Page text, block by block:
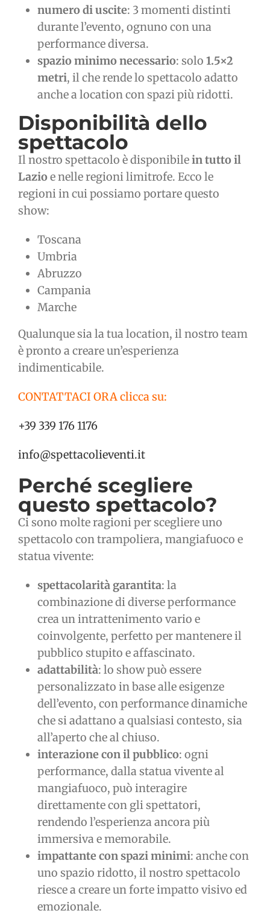
numero di uscite: 3 momenti distinti
durante l’evento, ognuno con una
performance diversa.
spazio minimo necessario: solo 1.5×2
metri, il che rende lo spettacolo adatto
anche a location con spazi più ridotti.
Disponibilità dello
spettacolo
Il nostro spettacolo è disponibilein tutto il
Lazioe nelle regioni limitrofe. Ecco le
regioni in cui possiamo portare questo
show:
Toscana
Umbria
Abruzzo
Campania
Marche
Qualunque sia la tua location, il nostro team
è pronto a creare un’esperienza
indimenticabile.
CONTATTACI ORA clicca su:
+39 339 176 1176
info@spettacolieventi.it
Perché scegliere
questo spettacolo?
Ci sono molte ragioni per scegliere uno
spettacolo con trampoliera, mangiafuoco e
statua vivente:
spettacolarità garantita: la
combinazione di diverse performance
crea un intrattenimento vario e
coinvolgente, perfetto per mantenere il
pubblico stupito e affascinato.
adattabilità: lo show può essere
personalizzato in base alle esigenze
dell’evento, con performance dinamiche
che si adattano a qualsiasi contesto, sia
all’aperto che al chiuso.
interazione con il pubblico: ogni
performance, dalla statua vivente al
mangiafuoco, può interagire
direttamente con gli spettatori,
rendendo l’esperienza ancora più
immersiva e memorabile.
impattante con spazi minimi: anche con
uno spazio ridotto, il nostro spettacolo
riesce a creare un forte impatto visivo ed
emozionale.